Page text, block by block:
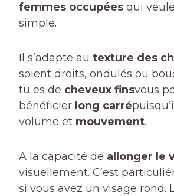
femmes occupées qui
simple.
Il s’adapte au texture des
soient droits, ondulés ou
tu es de cheveux finsvous
bénéficier long carré
volume et mouvement.
A la capacité de allonger le
visuellement. C’est
si vous avez un visage rond.